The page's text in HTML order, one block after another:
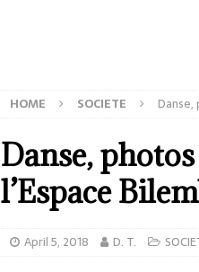
HOME SOCIETE Danse,
Danse,
l’Espace
April 5, 2018 D. T.